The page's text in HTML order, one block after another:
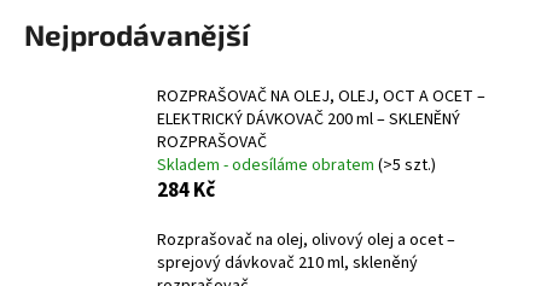
Nejprodávanější
ROZPRAŠOVAČ NA OLEJ, OLEJ, OCT A OCET –
ELEKTRICKÝ DÁVKOVAČ 200 ml – SKLENĚNÝ
ROZPRAŠOVAČ
Skladem - odesíláme obratem (>5 szt.)
284 Kč
Rozprašovač na olej, olivový olej a ocet –
sprejový dávkovač 210 ml, skleněný
j